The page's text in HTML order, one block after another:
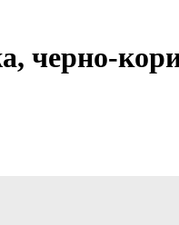
черно-